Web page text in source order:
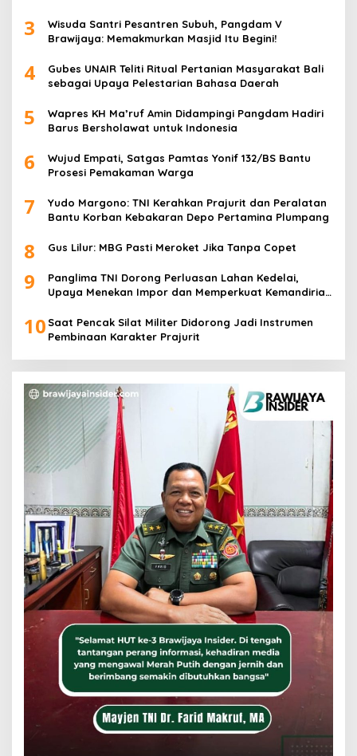
3
Wisuda Santri Pesantren Subuh, Pangdam V
Brawijaya: Memakmurkan Masjid Itu Begini!
4
Gubes UNAIR Teliti Ritual Pertanian Masyarakat Bali
sebagai Upaya Pelestarian Bahasa Daerah
5
Wapres KH Ma’ruf Amin Didampingi Pangdam Hadiri
Barus Bersholawat untuk Indonesia
6
Wujud Empati, Satgas Pamtas Yonif 132/BS Bantu
Prosesi Pemakaman Warga
7
Yudo Margono: TNI Kerahkan Prajurit dan Peralatan
Bantu Korban Kebakaran Depo Pertamina Plumpang
8 Gus Lilur: MBG Pasti Meroket Jika Tanpa Copet
9
Panglima TNI Dorong Perluasan Lahan Kedelai,
Upaya Menekan Impor dan Memperkuat Kemandirian
10 Saat Pencak Silat Militer Didorong Jadi Instrumen
Pembinaan Karakter Prajurit